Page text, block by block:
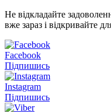
Не відкладайте
вже зараз і відкривайте
Facebook
Підпишись
Instagram
Підпишись